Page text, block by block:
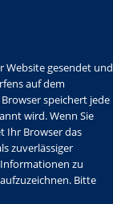
Website gesendet und
auf dem
speichert jede
wird. Wenn Sie
Ihr Browser das
zuverlässiger
zu
Bitte